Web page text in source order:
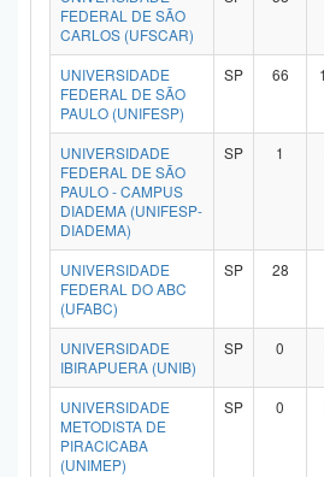
FEDERAL DE SÃO
CARLOS (UFSCAR)
UNIVERSIDADE
FEDERAL DE SÃO
PAULO (UNIFESP)
SP 66
UNIVERSIDADE
FEDERAL DE SÃO
PAULO - CAMPUS
DIADEMA (UNIFESP-
DIADEMA)
SP 1
UNIVERSIDADE
FEDERAL DO ABC
(UFABC)
SP 28
UNIVERSIDADE
IBIRAPUERA (UNIB)
SP 0
UNIVERSIDADE
METODISTA DE
PIRACICABA
(UNIMEP)
SP 0